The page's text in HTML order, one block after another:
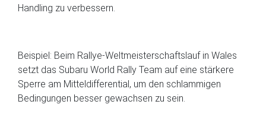
Handling zu verbessern.
Beispiel: Beim Rallye-Weltmeisterschaftslauf in Wales
setzt das Subaru World Rally Team auf eine stärkere
Sperre am Mitteldifferential, um den schlammigen
Bedingungen besser gewachsen zu sein.